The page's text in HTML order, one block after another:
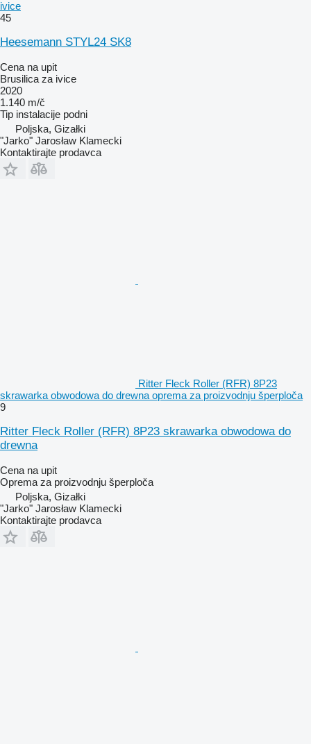
ivice
45
Heesemann STYL24 SK8
Cena na upit
Brusilica za ivice
2020
1.140 m/č
Tip instalacije podni
Poljska, Gizałki
"Jarko" Jarosław Klamecki
Kontaktirajte prodavca
Ritter Fleck Roller (RFR) 8P23
skrawarka obwodowa do drewna oprema za proizvodnju šperploča
9
Ritter Fleck Roller (RFR) 8P23 skrawarka obwodowa do
drewna
Cena na upit
Oprema za proizvodnju šperploča
Poljska, Gizałki
"Jarko" Jarosław Klamecki
Kontaktirajte prodavca